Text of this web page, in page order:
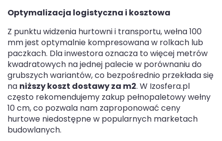
Optymalizacja logistyczna i kosztowa
Z punktu widzenia hurtowni i transportu, wełna 100
mm jest optymalnie kompresowana w rolkach lub
paczkach. Dla inwestora oznacza to więcej metrów
kwadratowych na jednej palecie w porównaniu do
grubszych wariantów, co bezpośrednio przekłada się
na niższy koszt dostawy za m2. W Izosfera.pl
często rekomendujemy zakup pełnopaletowy wełny
10 cm, co pozwala nam zaproponować ceny
hurtowe niedostępne w popularnych marketach
budowlanych.